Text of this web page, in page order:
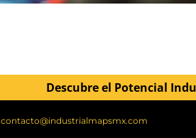
Descubre el Potencial
contacto@industrialmapsmx.com